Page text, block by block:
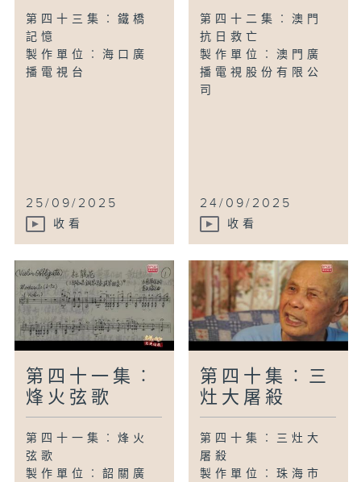
第四十三集︰鐵橋
記憶
製作單位︰海口廣
播電視台
25/09/2025
收看
第四十二集︰澳門
抗日救亡
製作單位︰澳門廣
播電視股份有限公
司
24/09/2025
收看
第四十一集︰
烽火弦歌
第四十一集︰烽火
弦歌
製作單位︰韶關廣
第四十集︰三
灶大屠殺
第四十集︰三灶大
屠殺
製作單位︰珠海市